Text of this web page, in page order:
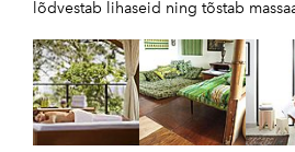
lõdvestab lihaseid ning tõstab